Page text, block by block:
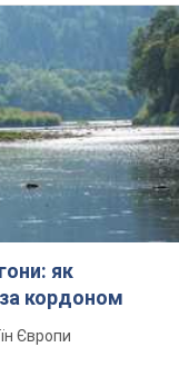
як
кордоном
Європи